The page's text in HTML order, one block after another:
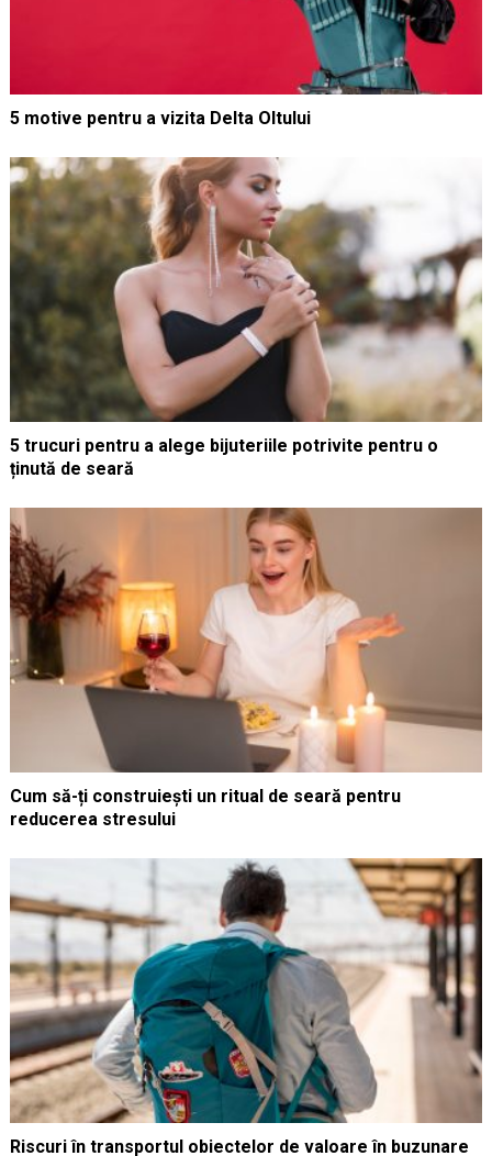
5 motive pentru a vizita Delta Oltului
5 trucuri pentru a alege bijuteriile potrivite pentru o
ținută de seară
Cum să-ți construiești un ritual de seară pentru
reducerea stresului
Riscuri în transportul obiectelor de valoare în buzunare